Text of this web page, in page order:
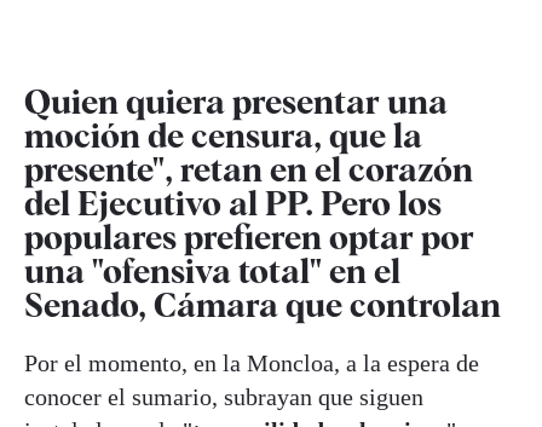
Quien quiera presentar una
moción de censura, que la
presente", retan en el corazón
del Ejecutivo al PP. Pero los
populares prefieren optar por
una "ofensiva total" en el
Senado, Cámara que controlan
Por el momento, en la Moncloa, a la espera de
conocer el sumario, subrayan que siguen